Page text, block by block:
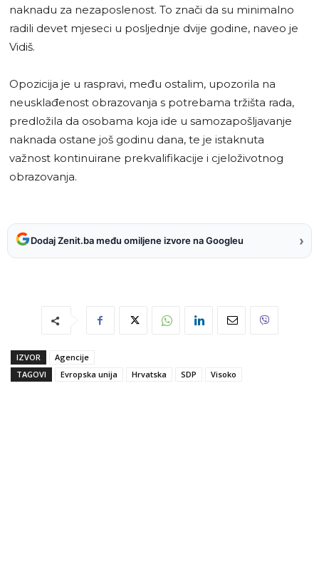
naknadu za nezaposlenost. To znači da su minimalno
radili devet mjeseci u posljednje dvije godine, naveo je
Vidiš.
Opozicija je u raspravi, među ostalim, upozorila na
neusklađenost obrazovanja s potrebama tržišta rada,
predložila da osobama koja ide u samozapošljavanje
naknada ostane još godinu dana, te je istaknuta
važnost kontinuirane prekvalifikacije i cjeloživotnog
obrazovanja.
Dodaj Zenit.ba među omiljene izvore na Googleu ›
IZVOR
Agencije
TAGOVI
Evropska unija Hrvatska SDP Visoko